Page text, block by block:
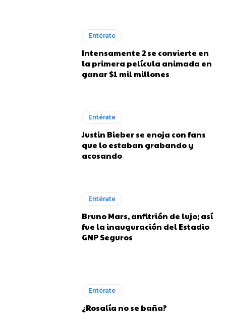
Entérate
Intensamente 2 se convierte en
la primera película animada en
ganar $1 mil millones
Entérate
Justin Bieber se enoja con fans
que lo estaban grabando y
acosando
Entérate
Bruno Mars, anfitrión de lujo; así
fue la inauguración del Estadio
GNP Seguros
Entérate
¿Rosalía no se baña?